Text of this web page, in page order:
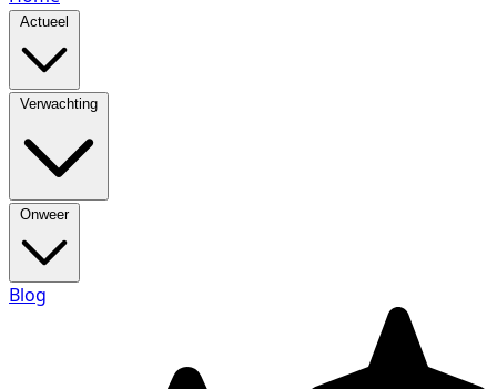
Actueel
Verwachting
Onweer
Blog